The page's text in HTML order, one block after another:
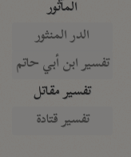
المأثور
الدر المنثور
تفسير ابن أبي حاتم
تفسير مقاتل
تفسير قتادة